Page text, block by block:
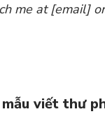
me at [email]
viết thư